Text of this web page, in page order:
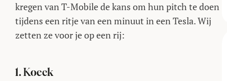
kregen van T-Mobile de kans om hun pitch te doen
tijdens een ritje van een minuut in een Tesla. Wij
zetten ze voor je op een rij:
1. Koeck